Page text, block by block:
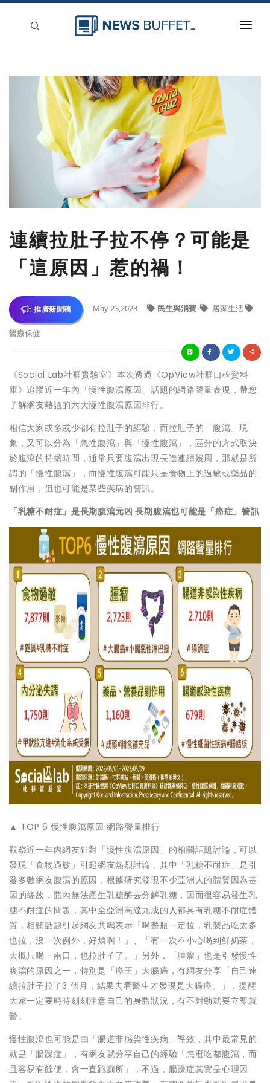
新聞稿分類
刊登
連續拉肚子拉不停？可能是
「這原因」惹的禍！
推廣新聞稿 May 23,2023 民生與消費 居家生活
醫療保健
《Social Lab社群實驗室》本次透過《OpView社群口碑資料
庫》追蹤近一年內「慢性腹瀉原因」話題的網路聲量表現，帶您
了解網友熱議的六大慢性腹瀉原因排行。
相信大家或多或少都有拉肚子的經驗，而拉肚子的「腹瀉」現
象，又可以分為「急性腹瀉」與「慢性腹瀉」，區分的方式取決
於腹瀉的持續時間，通常只要腹瀉出現長達連續幾周，那就是所
謂的「慢性腹瀉」，而慢性腹瀉可能只是食物上的過敏或藥品的
副作用，但也可能是某些疾病的警訊。
「乳糖不耐症」是長期腹瀉元凶 長期腹瀉也可能是「癌症」警訊
▲ TOP 6 慢性腹瀉原因 網路聲量排行
觀察近一年內網友針對「慢性腹瀉原因」的相關話題討論，可以
發現「食物過敏」引起網友熱烈討論，其中「乳糖不耐症」是引
發多數網友腹瀉的原因，根據研究發現不少亞洲人的體質因為基
因的緣故，體內無法產生乳糖酶去分解乳糖，因而很容易發生乳
糖不耐症的問題，其中全亞洲高達九成的人都具有乳糖不耐症體
質，相關話題引起網友共鳴表示「喝整瓶一定拉，乳製品吃太多
也拉，沒一次例外，好煩啊！」、「有一次不小心喝到鮮奶茶，
大概只喝一兩口，也拉肚子了。」另外，「腫瘤」也是引發慢性
腹瀉的原因之一，特別是「癌王」大腸癌，有網友分享「自己連
續拉肚子拉了3 個月，結果去看醫生才發現是大腸癌。」，提醒
大家一定要時時刻刻注意自己的身體狀況，有不對勁就要立即就
醫。
慢性腹瀉也可能是由「腸道非感染性疾病」導致，其中最常見的
就是「腸躁症」，有網友就分享自己的經驗「怎麼吃都腹瀉，而
且容易有餘便，會一直跑廁所」，不過，腸躁症其實是心理因